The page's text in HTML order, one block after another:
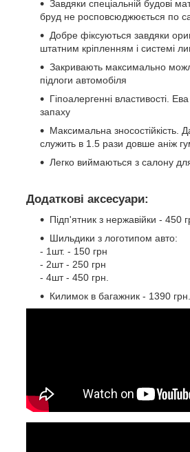
Завдяки спеціальній будові
бруд не росповсюджюється по
Добре фіксуються завдяки
штатним кріпленням і системі
Закривають максимально
підлоги автомобіля
Гіпоалергенні властивості.
запаху
Максимальна зносостійкість.
служить в 1.5 рази довше аніж
Легко виймаються з салону
Додаткові аксесуари:
Підп'ятник з нержавійки - 450
Шильдики з логотипом авто:
- 1шт. - 150 грн
- 2шт - 250 грн
- 4шт - 450 грн.
Килимок в багажник - 1390 грн.